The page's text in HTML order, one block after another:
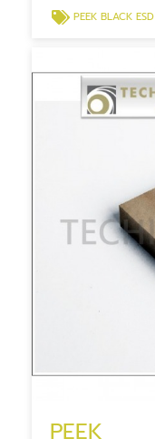
PEEK BLACK ESD
PEEK